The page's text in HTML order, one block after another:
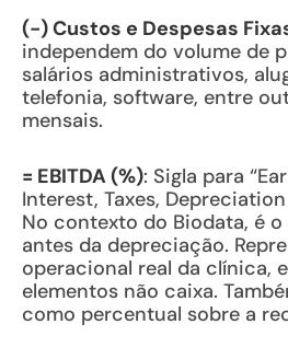
(-) Custos e Despesas
independem do volume de
salários administrativos,
telefonia, software, entre
mensais.
= EBITDA (%): Sigla para
Interest, Taxes,
No contexto do Biodata, é
antes da depreciação.
operacional real da clínica,
elementos não caixa.
como percentual sobre a